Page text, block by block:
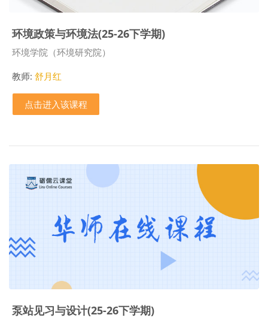
环境政策与环境法(25-26下学期)
课程类别
环境学院（环境研究院）
教师: 舒月红
点击进入该课程
泵站见习与设计(25-26下学期)